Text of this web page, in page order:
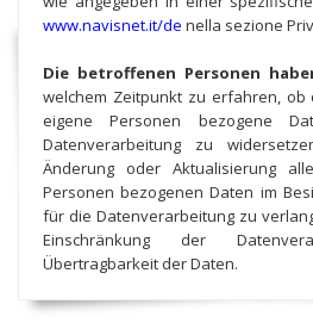
www.navisnet.it/de nella sezione
Die betroffenen Personen
welchem Zeitpunkt zu erfahren,
eigene Personen bezogene
Datenverarbeitung zu
Änderung oder Aktualisierung
Personen bezogenen Daten im
für die Datenverarbeitung zu
Einschränkung der
Übertragbarkeit der Daten.